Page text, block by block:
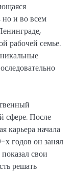
но и во всем
рабочей семье.
сфере. После
карьера начала
х годов он занял
свои
решать